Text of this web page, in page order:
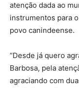
atenção dada ao
instrumentos para
povo canindeense.
“Desde já quero
Barbosa, pela
agraciando com